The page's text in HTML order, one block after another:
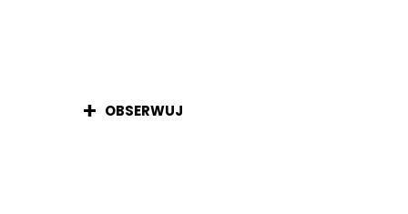
OBSERWUJ